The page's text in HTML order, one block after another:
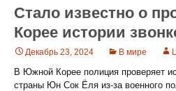
Стало известно о
Корее истории
Декабрь 23, 2024 В мире
В Южной Корее полиция проверяет
страны Юн Сок Ёля из-за военного